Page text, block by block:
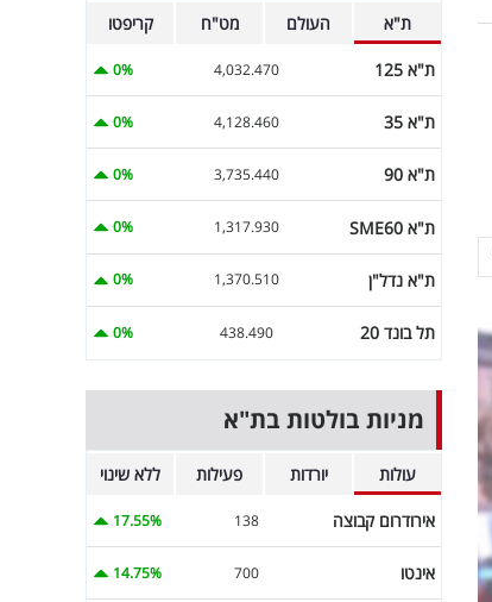
ת"א העולם מט"ח קריפטו
ת"א 125 4,032.470
0%
ת"א 35 4,128.460
0%
ת"א 90 3,735.440
0%
ת"א SME60 1,317.930
0%
ת"א נדל"ן 1,370.510
0%
תל בונד 20 438.490
0%
מניות בולטות בת"א
עולות יורדות פעילות ללא שינוי
אירודרום קבוצה 138
17.55%
אינטו 700
14.75%